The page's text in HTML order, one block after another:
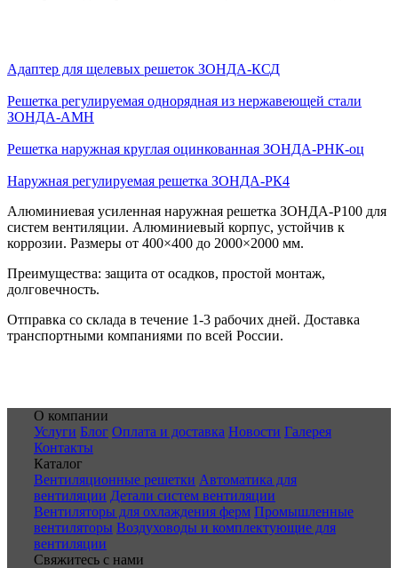
Адаптер для щелевых решеток ЗОНДА-КСД
Решетка регулируемая однорядная из нержавеющей стали
ЗОНДА-АМН
Решетка наружная круглая оцинкованная ЗОНДА-РНК-оц
Наружная регулируемая решетка ЗОНДА-РК4
Алюминиевая усиленная наружная решетка ЗОНДА-Р100 для
систем вентиляции. Алюминиевый корпус, устойчив к
коррозии. Размеры от 400×400 до 2000×2000 мм.
Преимущества: защита от осадков, простой монтаж,
долговечность.
Отправка со склада в течение 1-3 рабочих дней. Доставка
транспортными компаниями по всей России.
О компании
Услуги Блог Оплата и доставка Новости Галерея
Контакты
Каталог
Вентиляционные решетки Автоматика для
вентиляции Детали систем вентиляции
Вентиляторы для охлаждения ферм Промышленные
вентиляторы Воздуховоды и комплектующие для
вентиляции
Свяжитесь с нами